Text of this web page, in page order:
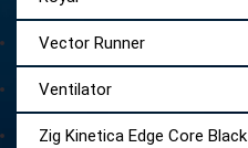
Vector Runner
Ventilator
Zig Kinetica Edge Core Black